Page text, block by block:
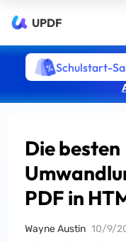
UPDF
Schulstart-
Die besten
PDF in
Wayne Austin 10/9/